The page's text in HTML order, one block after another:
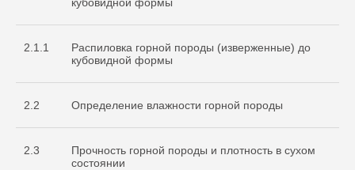
2.1.1
Распиловка горной породы (изверженные) до
кубовидной формы
2.2 Определение влажности горной породы
2.3
Прочность горной породы и плотность в сухом
состоянии